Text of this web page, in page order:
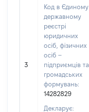
3
Код в Єдиному
державному
реєстрі
юридичних
осіб, фізичних
осіб –
підприємців та
громадських
формувань:
14282829
Декларує: